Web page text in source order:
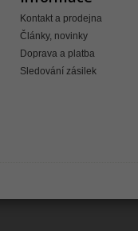
Kontakt a prodejna
Články, novinky
Doprava a platba
Sledování zásilek